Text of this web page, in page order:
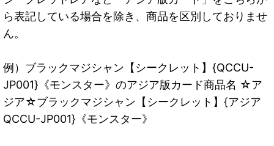
ら表記している場合を除き、商品を区別しておりませ
ん。
例）ブラックマジシャン【シークレット】{QCCU-
JP001}《モンスター》のアジア版カード商品名 ☆ア
ジア☆ブラックマジシャン【シークレット】{アジア
QCCU-JP001}《モンスター》